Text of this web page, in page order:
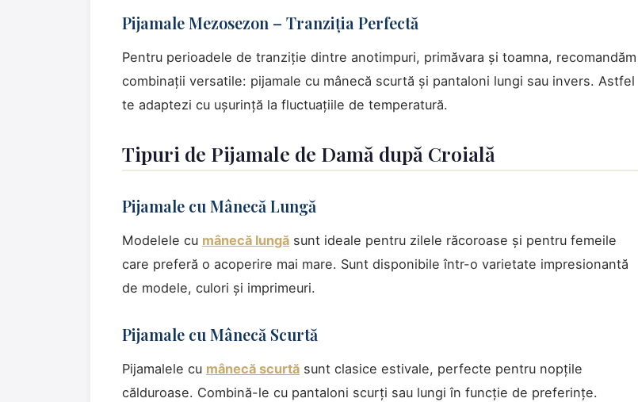
Pijamale Mezosezon – Tranziția Perfectă
Pentru perioadele de tranziție dintre anotimpuri, primăvara și toamna, recomandăm
combinații versatile: pijamale cu mânecă scurtă și pantaloni lungi sau invers. Astfel
te adaptezi cu ușurință la fluctuațiile de temperatură.
Tipuri de Pijamale de Damă după Croială
Pijamale cu Mânecă Lungă
Modelele cu mânecă lungă sunt ideale pentru zilele răcoroase și pentru femeile
care preferă o acoperire mai mare. Sunt disponibile într-o varietate impresionantă
de modele, culori și imprimeuri.
Pijamale cu Mânecă Scurtă
Pijamalele cu mânecă scurtă sunt clasice estivale, perfecte pentru nopțile
călduroase. Combină-le cu pantaloni scurți sau lungi în funcție de preferințe.